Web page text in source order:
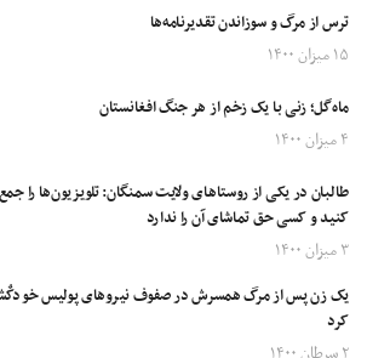
ترس از مرگ و سوزاندن تقدیرنامه‌ها
۱۵ میزان ۱۴۰۰
ماه‌گل؛ زنی با یک زخم از هر جنگ افغانستان
۴ میزان ۱۴۰۰
طالبان در یکی از روستاهای ولایت سمنگان: تلویزیون‌ها را جمع
کنید و کسی حق تماشای آن را ندارد
۳ میزان ۱۴۰۰
یک زن پس از مرگ همسرش در صفوف نیروهای پولیس
کرد